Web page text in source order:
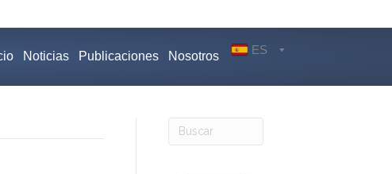
Noticias Publicaciones Nosotros ES